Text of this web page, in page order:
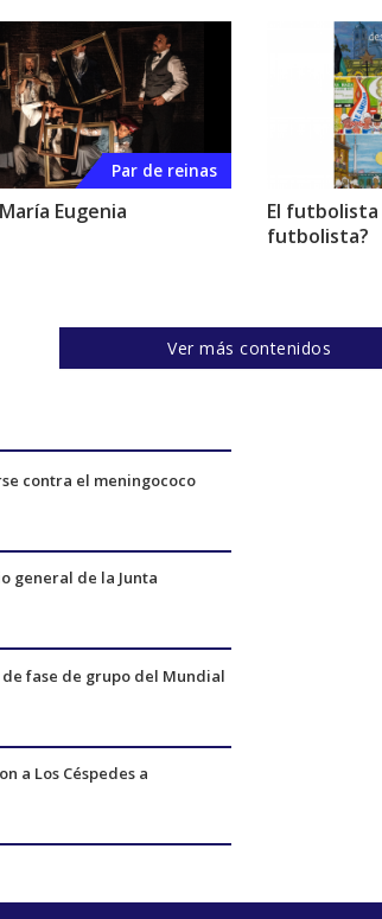
Par de reinas
Eugenia
El
futbolista?
Ver más contenidos
contra el meningococo
general de la Junta
fase de grupo del Mundial
a Los Céspedes a